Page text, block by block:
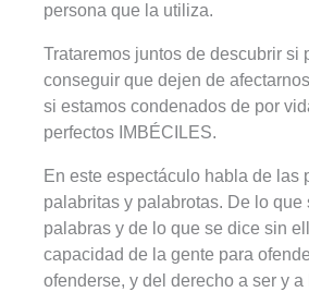
persona que la utiliza.
Trataremos juntos de descubrir si
conseguir que dejen de
si estamos condenados de por
perfectos IMBÉCILES.
En este espectáculo habla de las
palabritas y palabrotas. De lo que
palabras y de lo que se dice sin
capacidad de la gente para
ofenderse, y del derecho a ser y a